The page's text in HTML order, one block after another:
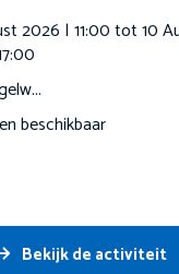
2026 | 11:00 tot 10
beschikbaar
Bekijk de activiteit